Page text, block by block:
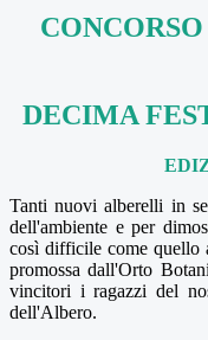
DECIMA
Tanti nuovi alberelli in
dell'ambiente e per
così difficile come quello
promossa dall'Orto
vincitori i ragazzi del
dell'Albero.